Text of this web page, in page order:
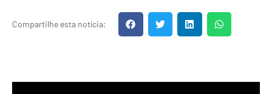
Compartilhe esta notícia: